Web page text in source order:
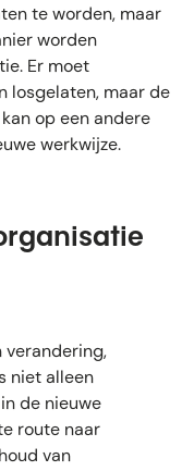
te worden, maar
worden
Er moet
losgelaten, maar de
op een andere
werkwijze.
verandering,
niet alleen
de nieuwe
route naar
van